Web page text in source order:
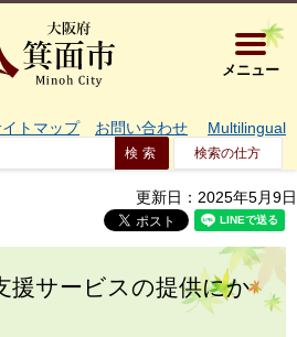
大阪府箕
メニュー
トマップ お問い合わせ Multilingual
検索の仕方
更新日：2025年5月9日
援サービスの提供にか